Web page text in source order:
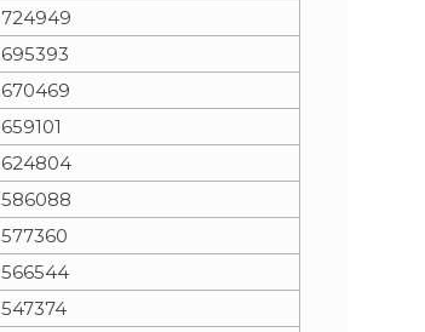
724949
695393
670469
659101
624804
586088
577360
566544
547374